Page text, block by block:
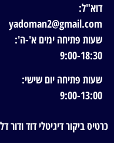
דוא"ל:
yadoman2@gmail.com
שעות פתיחה ימים א'-ה':
9:00-18:30
שעות פתיחה יום שישי:
9:00-13:00
כרטיס ביקור דיגיטלי דוד ודור